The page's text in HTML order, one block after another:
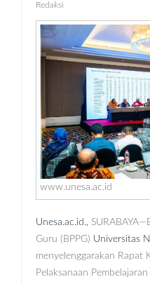
Redaksi
www.unesa.ac.id
Unesa.ac.id.,
Guru (BPPG) Universitas
menyelenggarakan Rapat
Pelaksanaan